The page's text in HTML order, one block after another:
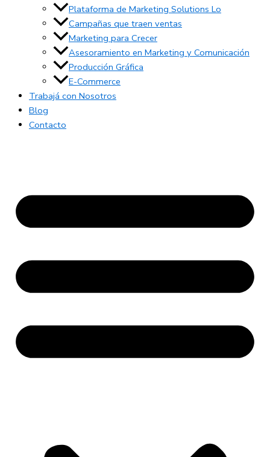
Plataforma de Marketing Solutions Lo
Campañas que traen ventas
Marketing para Crecer
Asesoramiento en Marketing y Comunicación
Producción Gráfica
E-Commerce
Trabajá con Nosotros
Blog
Contacto